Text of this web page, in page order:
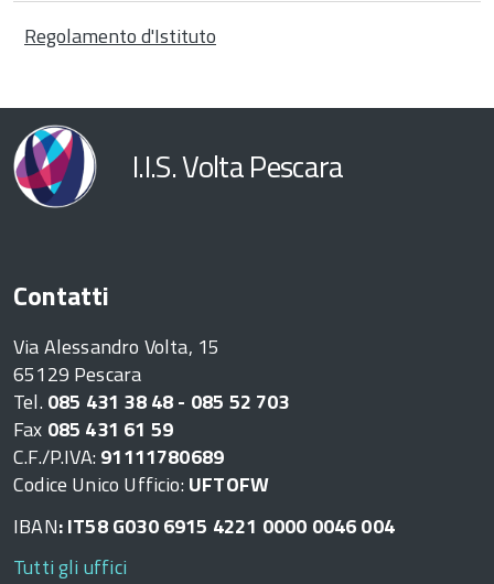
Regolamento d'Istituto
I.I.S. Volta Pescara
Contatti
Via Alessandro Volta, 15
65129 Pescara
Tel. 085 431 38 48 - 085 52 703
Fax 085 431 61 59
C.F./P.IVA: 91111780689
Codice Unico Ufficio: UFTOFW
IBAN: IT58 G030 6915 4221 0000 0046 004
Tutti gli uffici